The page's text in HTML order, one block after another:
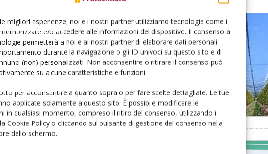
migliori esperienze, noi e i nostri partner utilizziamo tecnologie come i
e/o accedere alle informazioni del dispositivo. Il consenso a
permetterà a noi e ai nostri partner di elaborare dati personali
durante la navigazione o gli ID univoci su questo sito e di
(non) personalizzati. Non acconsentire o ritirare il consenso può
su alcune caratteristiche e funzioni.
per acconsentire a quanto sopra o per fare scelte dettagliate. Le tue
applicate solamente a questo sito. È possibile modificare le
in qualsiasi momento, compreso il ritiro del consenso, utilizzando i
Cookie Policy o cliccando sul pulsante di gestione del consenso nella
dello schermo.
un’operazione
frutticole in Emilia-Romagna. I primi
regionale per simulare all'istante la